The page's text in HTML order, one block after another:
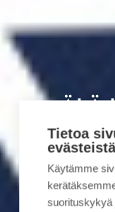
ÄLÄ
Tietoa
Käytämme
suorituskykyä